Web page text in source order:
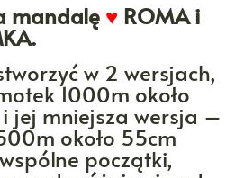
mandalę ♥ ROMA i
w 2 wersjach,
1000m około
jej mniejsza wersja –
około 55cm
początki,